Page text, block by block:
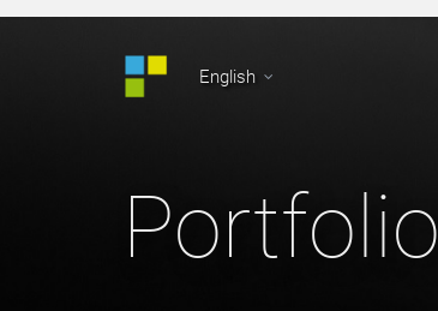
English
Portfolio